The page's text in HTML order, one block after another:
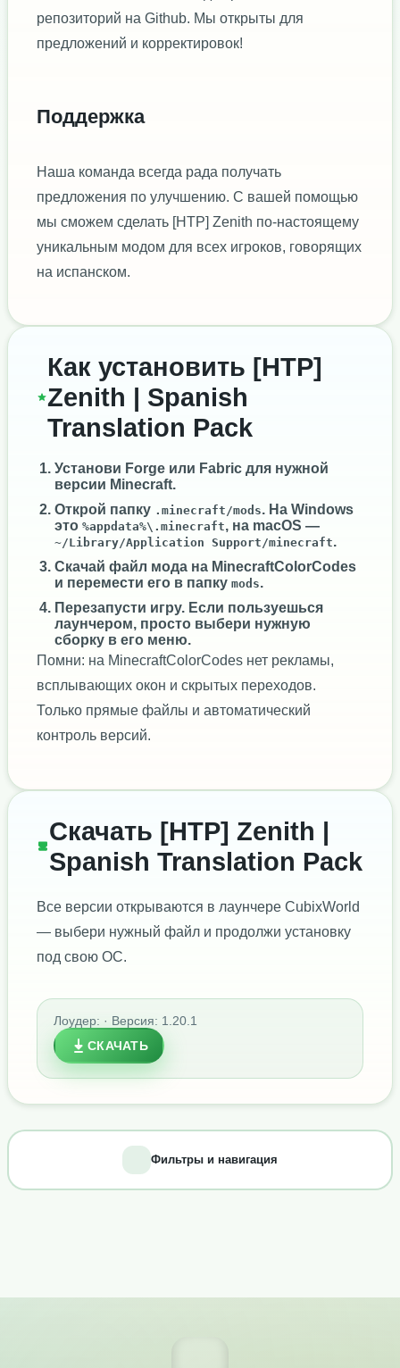
репозиторий на Github. Мы открыты для
предложений и корректировок!
Поддержка
Наша команда всегда рада получать
предложения по улучшению. С вашей помощью
мы сможем сделать [HTP] Zenith по-настоящему
уникальным модом для всех игроков, говорящих
на испанском.
Как установить [HTP]
Zenith | Spanish
Translation Pack
Установи Forge или Fabric для нужной
версии Minecraft.
Открой папку .minecraft/mods. На Windows
это %appdata%\.minecraft, на macOS —
~/Library/Application Support/minecraft.
Скачай файл мода на MinecraftColorCodes
и перемести его в папку mods.
Перезапусти игру. Если пользуешься
лаунчером, просто выбери нужную
сборку в его меню.
Помни: на MinecraftColorCodes нет рекламы,
всплывающих окон и скрытых переходов.
Только прямые файлы и автоматический
контроль версий.
Скачать [HTP] Zenith |
Spanish Translation Pack
Все версии открываются в лаунчере CubixWorld
— выбери нужный файл и продолжи установку
под свою ОС.
Лоудер: · Версия: 1.20.1
СКАЧАТЬ
Фильтры и навигация